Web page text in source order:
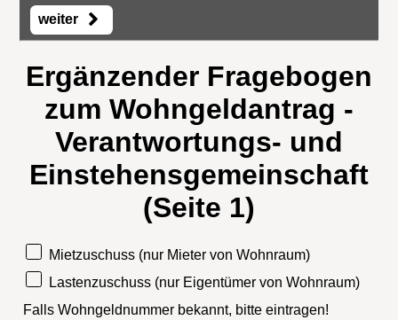
weiter
Ergänzender Fragebogen
zum Wohngeldantrag -
Verantwortungs- und
Einstehensgemeinschaft
(Seite 1)
Mietzuschuss (nur Mieter von Wohnraum)
Lastenzuschuss (nur Eigentümer von Wohnraum)
Falls Wohngeldnummer bekannt, bitte eintragen!